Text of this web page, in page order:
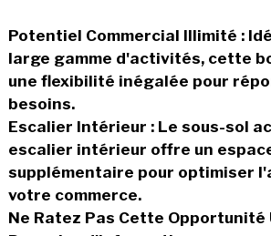
Potentiel Commercial Illimité :
large gamme d'activités, cette
une flexibilité inégalée pour
besoins.
Escalier Intérieur : Le sous-sol
escalier intérieur offre un
supplémentaire pour optimiser
votre commerce.
Ne Ratez Pas Cette Opportunité